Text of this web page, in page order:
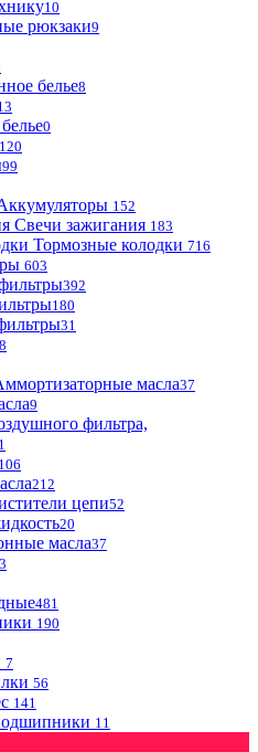
10
рюкзаки9
белье8
0
120
99
152
Свечи зажигания 183
Тормозные колодки 716
603
392
180
31
масла37
9
фильтра,
106
212
цепи52
20
масла37
481
190
7
56
141
11